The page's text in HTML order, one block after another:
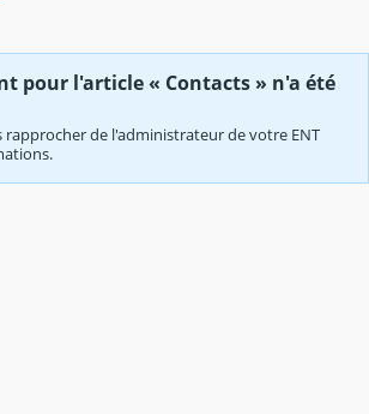
pour l'article « Contacts » n'a été
rapprocher de l'administrateur de votre ENT